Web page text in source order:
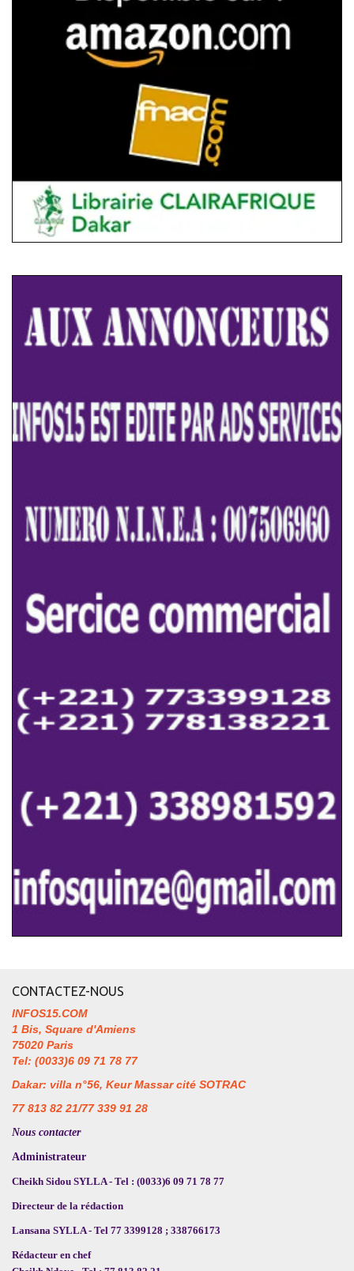
CONTACTEZ-NOUS
INFOS15.COM
1 Bis, Square d'Amiens
75020 Paris
Tel: (0033)6 09 71 78 77
Dakar: villa n°56, Keur Massar cité SOTRAC
77 813 82 21/77 339 91 28
Nous contacter
Administrateur
Cheikh Sidou SYLLA - Tel : (0033)6 09 71 78 77
Directeur de la rédaction
Lansana SYLLA - Tel 77 3399128 ; 338766173
Rédacteur en chef